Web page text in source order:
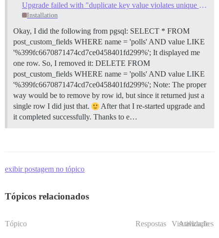
Upgrade failed with "duplicate key value violates unique constraint" error
Installation
Okay, I did the following from pgsql: SELECT * FROM
post_custom_fields WHERE name = 'polls' AND value LIKE
'%399fc6670871474cd7ce0458401fd299%'; It displayed me
one row. So, I removed it: DELETE FROM
post_custom_fields WHERE name = 'polls' AND value LIKE
'%399fc6670871474cd7ce0458401fd299%'; Note: The proper
way would be to remove by row id, but since it returned just a
single row I did just that.
After that I re-started upgrade and
it completed successfully. Thanks to e…
exibir postagem no tópico
Tópicos relacionados
Tópico Respostas Visualizações
Atividade